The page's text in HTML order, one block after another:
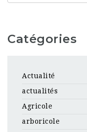
Catégories
Actualité
actualités
Agricole
arboricole